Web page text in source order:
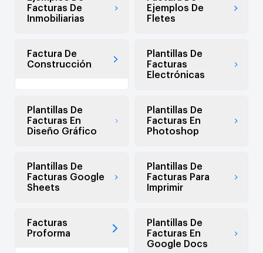
Facturas De
Inmobiliarias
Ejemplos De
Fletes
Factura De
Construcción
Plantillas De
Facturas
Electrónicas
Plantillas De
Facturas En
Diseño Gráfico
Plantillas De
Facturas En
Photoshop
Plantillas De
Facturas Google
Sheets
Plantillas De
Facturas Para
Imprimir
Facturas
Proforma
Plantillas De
Facturas En
Google Docs